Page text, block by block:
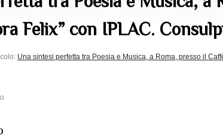
Felix” con IPLAC.
Una sintesi perfetta tra Poesia e Musica, a Roma, presso il